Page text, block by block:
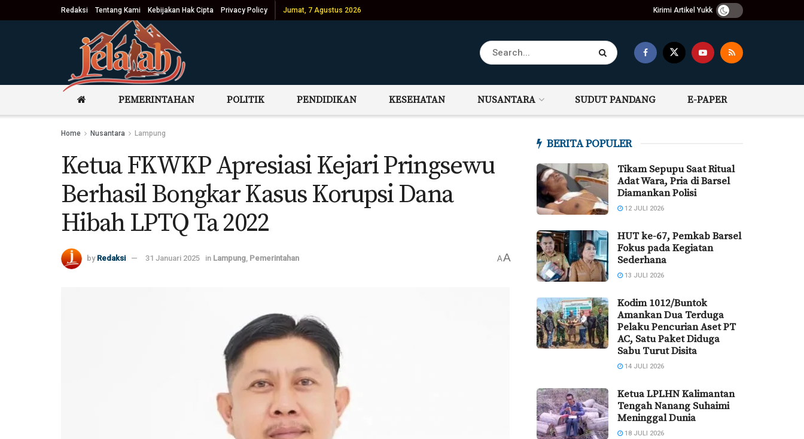
Redaksi Tentang Kami Kebijakan Hak Cipta Privacy Policy Jumat, 7 Agustus 2026 Kirimi Artikel Yukk
PEMERINTAHAN POLITIK PENDIDIKAN KESEHATAN NUSANTARA SUDUT PANDANG E-PAPER
Home Nusantara Lampung
Ketua FKWKP Apresiasi Kejari Pringsewu
Berhasil Bongkar Kasus Korupsi Dana
Hibah LPTQ Ta 2022
by Redaksi 31 Januari 2025 in Lampung Pemerintahan AA
BERITA POPULER
Tikam Sepupu Saat Ritual
Adat Wara, Pria di Barsel
Diamankan Polisi
12 JULI 2026
HUT ke-67, Pemkab Barsel
Fokus pada Kegiatan
Sederhana
13 JULI 2026
Kodim 1012/Buntok
Amankan Dua Terduga
Pelaku Pencurian Aset PT
AC, Satu Paket Diduga
Sabu Turut Disita
14 JULI 2026
Ketua LPLHN Kalimantan
Tengah Nanang Suhaimi
Meninggal Dunia
18 JULI 2026